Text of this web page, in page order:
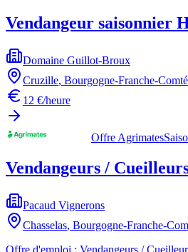
Vendangeur saisonnier
Domaine Guillot-Broux
Cruzille, Bourgogne-Franche-Comté
12 €/heure
Offre Agrimates
Vendangeurs /
Pacaud Vignerons
Chasselas, Bourgogne-Franche-
Offre d'emploi : Vendangeurs /